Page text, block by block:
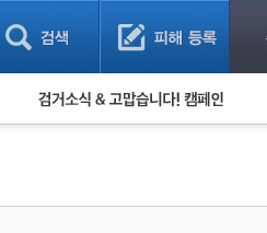
검거 소식